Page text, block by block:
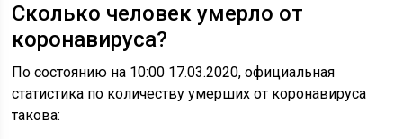
Сколько человек умерло от
коронавируса?
По состоянию на 10:00 17.03.2020, официальная
статистика по количеству умерших от коронавируса
такова: